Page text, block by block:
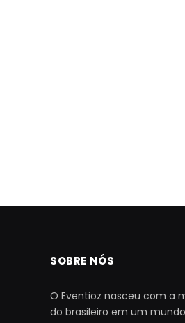
SOBRE NÓS
O Eventioz nasceu com a
do brasileiro em um